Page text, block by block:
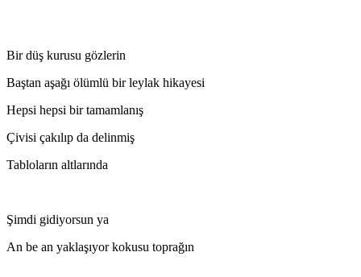
Bir düş kurusu gözlerin
Baştan aşağı ölümlü bir leylak hikayesi
Hepsi hepsi bir tamamlanış
Çivisi çakılıp da delinmiş
Tabloların altlarında
Şimdi gidiyorsun ya
An be an yaklaşıyor kokusu toprağın